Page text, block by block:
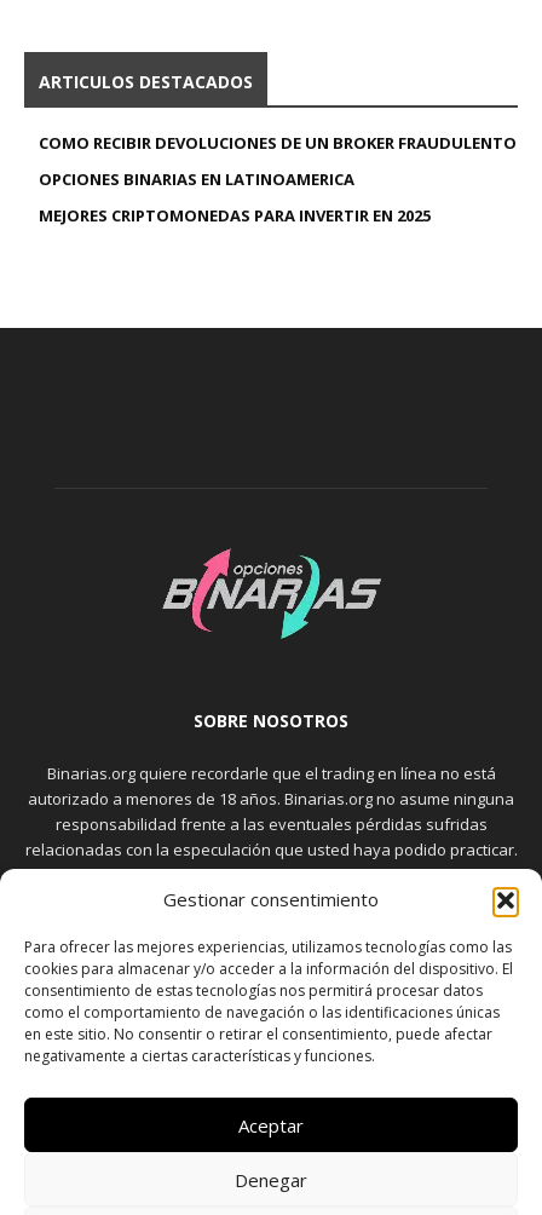
Gestionar consentimiento
Para ofrecer las mejores experiencias, utilizamos tecnologías como las
cookies para almacenar y/o acceder a la información del dispositivo. El
consentimiento de estas tecnologías nos permitirá procesar datos
como el comportamiento de navegación o las identificaciones únicas
en este sitio. No consentir o retirar el consentimiento, puede afectar
negativamente a ciertas características y funciones.
Aceptar
Denegar
ARTICULOS DESTACADOS
COMO RECIBIR DEVOLUCIONES DE UN BROKER FRAUDULENTO
OPCIONES BINARIAS EN LATINOAMERICA
MEJORES CRIPTOMONEDAS PARA INVERTIR EN 2025
SOBRE NOSOTROS
Binarias.org quiere recordarle que el trading en línea no está
autorizado a menores de 18 años. Binarias.org no asume ninguna
responsabilidad frente a las eventuales pérdidas sufridas
relacionadas con la especulación que usted haya podido practicar.
El trading en el mercado de opciones binarias implica riesgos
elevados. Usted debe conocer y aceptar estos riesgos, que
transacciones bursátiles.
SÍGUENOS